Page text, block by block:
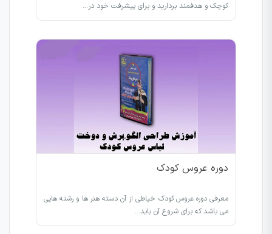
کوچک و هدفمند بردارید و برای پیشرفت خود در…
دوره عروس کودک
معرفی دوره عروس کودک خیاطی از آن دسته هنر ها و رشته هایی
می باشد که برای شروع آن باید…